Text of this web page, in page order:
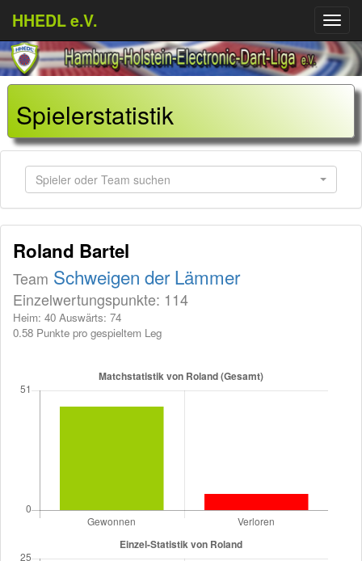
HHEDL e.V.
Menü
Spielerstatistik
Spieler oder Team suchen
Roland Bartel
Team Schweigen der Lämmer
Einzelwertungspunkte: 114
Heim: 40 Auswärts: 74
0.58 Punkte pro gespieltem Leg